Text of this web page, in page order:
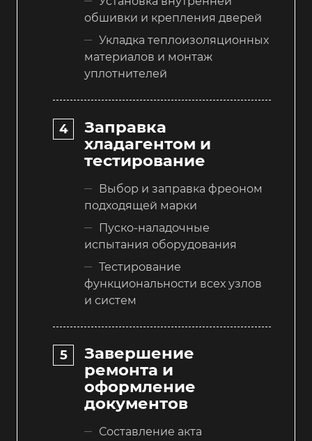
обшивки и крепления дверей
Укладка теплоизоляционных
материалов и монтаж
уплотнителей
Заправка
хладагентом и
тестирование
Выбор и заправка фреоном
подходящей марки
Пуско-наладочные
испытания оборудования
Тестирование
функциональности всех узлов
и систем
Завершение
ремонта и
оформление
документов
Составление акта